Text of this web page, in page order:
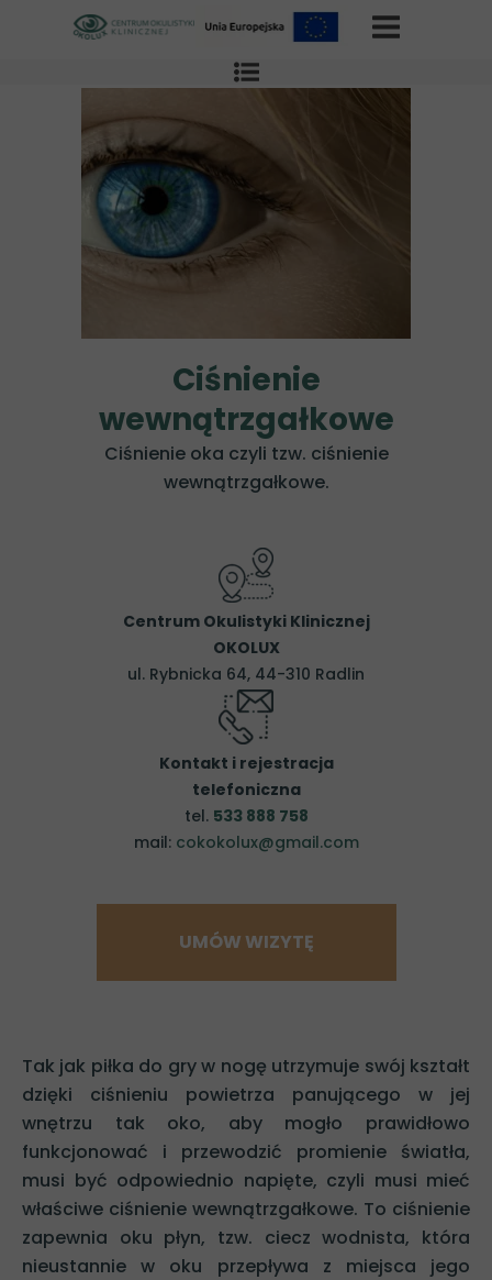
UMÓW WIZYTĘ
Kontakt i rejestracja
telefoniczna
tel. 533 888 758
mail: cokokolux@gmail.com
Centrum Okulistyki Klinicznej
OKOLUX
ul. Rybnicka 64, 44-310 Radlin
Tak jak piłka do gry w nogę utrzymuje swój kształt
dzięki ciśnieniu powietrza panującego w jej
wnętrzu tak oko, aby mogło prawidłowo
funkcjonować i przewodzić promienie światła,
musi być odpowiednio napięte, czyli musi mieć
właściwe ciśnienie wewnątrzgałkowe. To ciśnienie
zapewnia oku płyn, tzw. ciecz wodnista, która
nieustannie w oku przepływa z miejsca jego
Ciśnienie
wewnątrzgałkowe
Ciśnienie oka czyli tzw. ciśnienie
wewnątrzgałkowe.